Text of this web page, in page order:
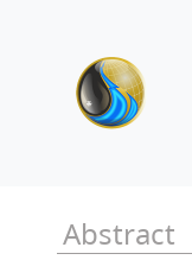
Abstract